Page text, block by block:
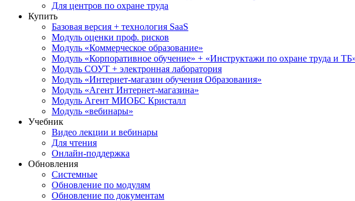
Для центров по охране труда
Купить
Базовая версия + технология SaaS
Модуль оценки проф. рисков
Модуль «Коммерческое образование»
Модуль «Корпоративное обучение» + «Инструктажи по охране труда и
Модуль СОУТ + электронная лаборатория
Модуль «Интернет-магазин обучения Образования»
Модуль «Агент Интернет-магазина»
Модуль Агент МИОБС Кристалл
Модуль «вебинары»
Учебник
Видео лекции и вебинары
Для чтения
Онлайн-поддержка
Обновления
Системные
Обновление по модулям
Обновление по документам